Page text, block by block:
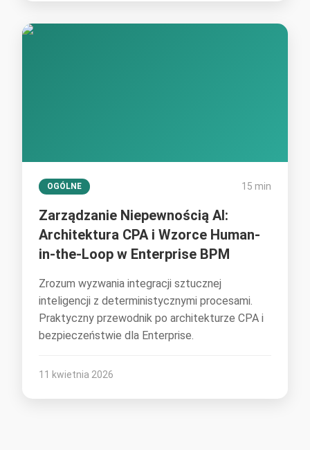
OGÓLNE 15 min
Zarządzanie Niepewnością AI:
Architektura CPA i Wzorce Human-
in-the-Loop w Enterprise BPM
Zrozum wyzwania integracji sztucznej
inteligencji z deterministycznymi procesami.
Praktyczny przewodnik po architekturze CPA i
bezpieczeństwie dla Enterprise.
11 kwietnia 2026